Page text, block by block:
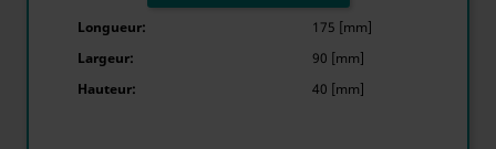
Longueur:
175 [mm]
Largeur:
90 [mm]
Hauteur:
40 [mm]